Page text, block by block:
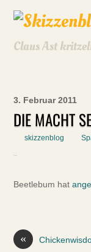
Claus Ast
3. Februar 2011
DIE MACHT
skizzenblog
Beetlebum hat
«